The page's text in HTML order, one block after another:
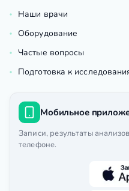
Наши врачи
Оборудование
Частые вопросы
Подготовка к
Мобильное
Записи, результаты
телефоне.